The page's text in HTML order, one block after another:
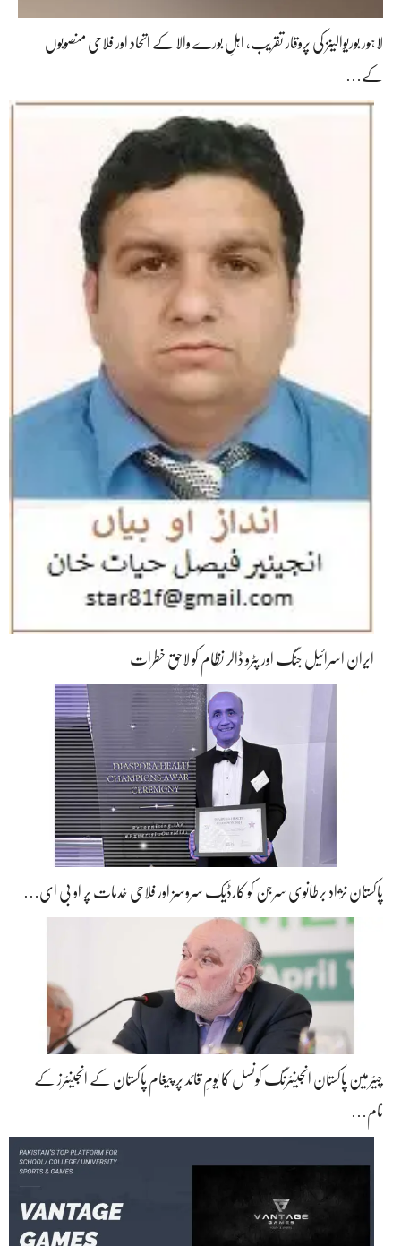
لاہور بوریوالینز کی پروقار تقریب، اہلِ بورے والا کے اتحاد اور فلاحی منصوبوں
کے…
ایران اسرائیل جنگ اور پٹرو ڈالر نظام کو لاحق خطرات
پاکستان نژاد برطانوی سرجن کو کارڈیک سروسز اور فلاحی خدمات پر او بی ای…
چیئرمین پاکستان انجینئرنگ کونسل کا یومِ قائد پر پیغام پاکستان کے انجینئرز کے
نام…